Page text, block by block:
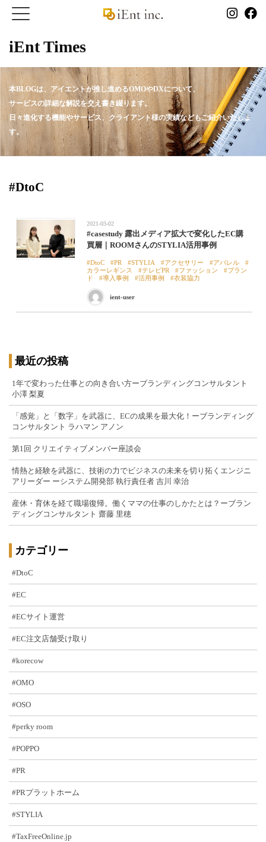
iEnt Times
本BLOGは、アイエントが推し進めるOMOやDXについて、
サービスの詳細な解説を交え書き綴ります。
日々進化する機能やサービス、クライアント様の実績などもご紹介いたしま
す。
#DtoC
2021-03-02
#casestudy 露出メディア拡大で変化したEC購
買層｜ROOMさんのSTYLIA活用事例
DtoC PR STYLIA アクセサリー
アパレル
カラーレギンス
テレビPR ファッション
ブラン
ド
導入事例 活用事例 衣装協力
ient-user
最近の投稿
1年で変わった仕事との向き合い方ーブランディングコンサルタント
小澤 梨夏
「感覚」と「数字」を武器に、ECの成果を最大化！ーブランディング
コンサルタント ラハマン アノン
第1回 クリエイティブメンバー座談会
情熱と経験を武器に、技術の力でビジネスの未来を切り拓くエンジニ
アリーダー ーシステム開発部 執行責任者 吉川 幸治
産休・育休を経て職場復帰。働くママの仕事のしかたとは？ーブラン
ディングコンサルタント 齋藤 里穂
カテゴリー
#DtoC
#EC
#ECサイト運営
#EC注文店舗受け取り
#korecow
#OMO
#OSO
#perky room
#POPPO
#PR
#PRプラットホーム
#STYLIA
#TaxFreeOnline.jp